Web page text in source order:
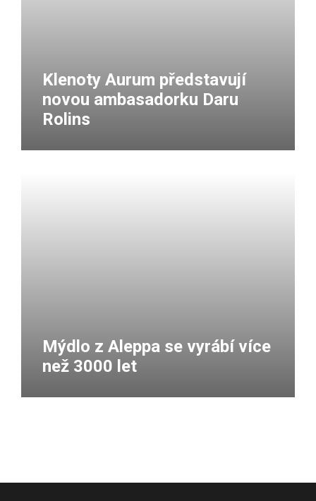
Klenoty Aurum představují
novou ambasadorku Daru
Rolins
Mýdlo z Aleppa se vyrábí více
než 3000 let